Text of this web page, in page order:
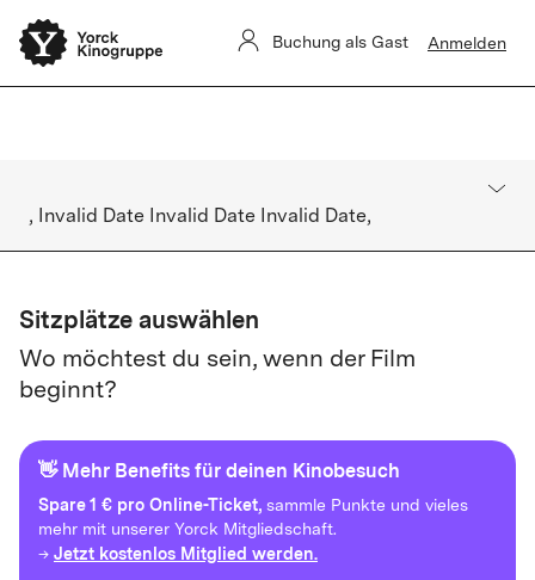
DasSommerkino Kulturforum
keine Restkarten vor Ort.
Buchung als Gast Anmelden
, Invalid Date Invalid Date Invalid Date,
Sitzplätze auswählen
Wo möchtest du sein, wenn der Film
beginnt?
👋 Mehr Benefits für deinen Kinobesuch
Spare1 € pro Online-Ticket, sammle Punkte und vieles
mehr mit unserer Yorck Mitgliedschaft.
→ Jetzt kostenlos Mitglied werden.